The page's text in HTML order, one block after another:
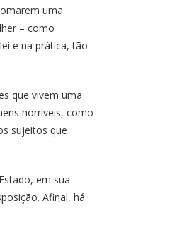
uma
– como
e na prática, tão
que vivem uma
horríveis, como
sujeitos que
em sua
Afinal, há